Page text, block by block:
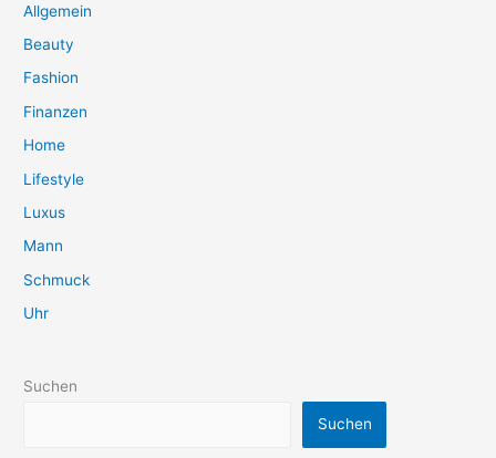
Allgemein
Beauty
Fashion
Finanzen
Home
Lifestyle
Luxus
Mann
Schmuck
Uhr
Suchen
Suchen